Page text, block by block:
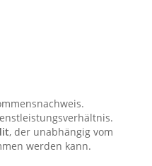
, der unabhängig vom
werden kann.